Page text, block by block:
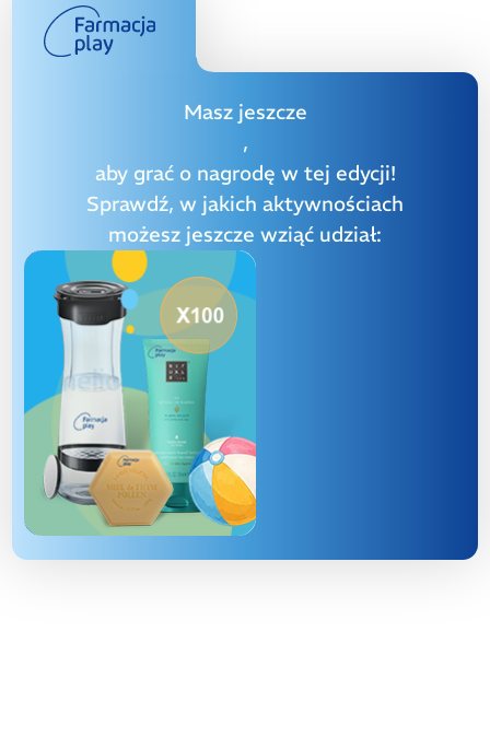
Masz jeszcze
,
aby grać o nagrodę w tej edycji!
Sprawdź, w jakich aktywnościach
możesz jeszcze wziąć udział: